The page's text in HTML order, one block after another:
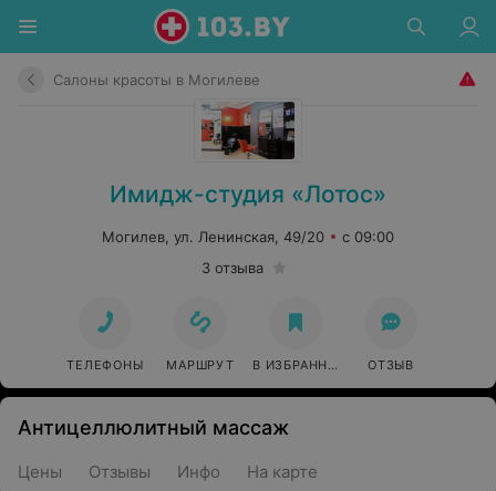
Салоны красоты в Могилеве
Имидж-студия «Лотос»
Могилев, ул. Ленинская, 49/20
с 09:00
3 отзыва
ТЕЛЕФОНЫ МАРШРУТ В ИЗБРАННОЕ ОТЗЫВ
Антицеллюлитный массаж
Цены Отзывы Инфо На карте